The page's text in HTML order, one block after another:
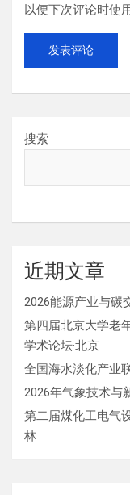
以便下次评论时使用
搜索
近期文章
2026能源产业与碳
第四届北京大学老
学术论坛·北京
全国海水淡化产业
2026年气象技术与
第二届煤化工电气
林